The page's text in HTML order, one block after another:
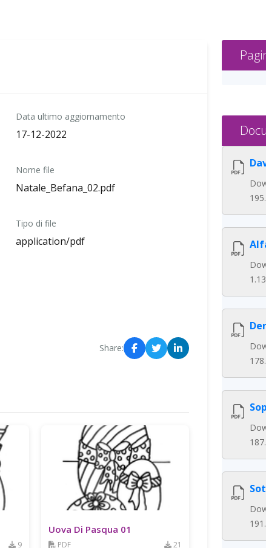
Data ultimo aggiornamento
17-12-2022
Nome file
Natale_Befana_02.pdf
Tipo di file
application/pdf
Share:
9
Uova Di Pasqua 01
PDF 21